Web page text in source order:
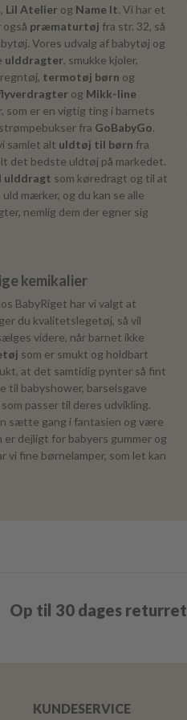
, Lil Atelier og Name It. Vi har et
også præmaturtøj fra str. 32, så
Vores udvalg af babytøj og
ulddragter, smukke kjoler,
termotøj børn og
og Mikk-line
som er en vigtig ting i barnets
fra GoBabyGo.
samlet alt uldtøj til børn fra
det bedste uldtøj på markedet.
ulddragt som køredragt og til at
mærker, og du kan se alle
nemlig dem der egner sig
kemikalier
BabyRiget har vi valgt at
du kvalitetslegetøj, så vil
videre, når barnet ikke
som er smukt og holdbart
at det samtidig pynter så fint
til babyshower, barselsgave
passer til deres udvikling.
sætte gang i fantasien og være
dejligt for babyers gummer og
fine børnelamper, som let kan
Op til 30 dages returret
KUNDESERVICE